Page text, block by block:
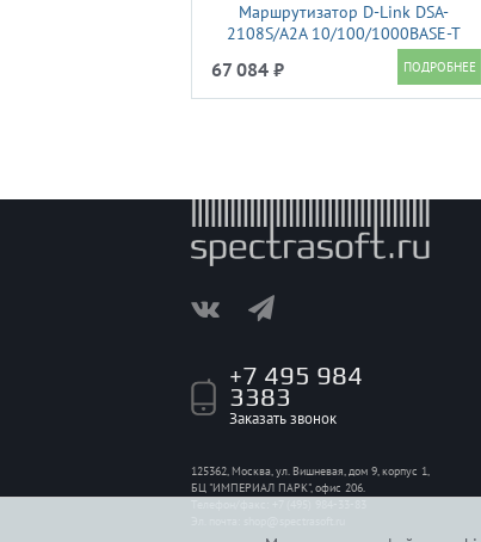
Маршрутизатор D-Link DSA-
2108S/A2A 10/100/1000BASE-T
67 084 ₽
+7 495 984
3383
Заказать звонок
125362, Москва, ул. Вишневая, дом 9, корпус 1,
БЦ "ИМПЕРИАЛ ПАРК", офис 206.